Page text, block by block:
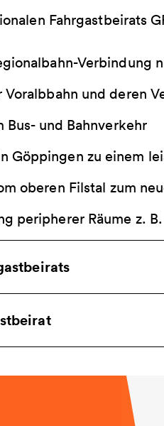
Fahrgastbeirats
Verbindung
Voralbbahn und deren
und Bahnverkehr
Göppingen zu einem
oberen Filstal zum
peripherer Räume z.